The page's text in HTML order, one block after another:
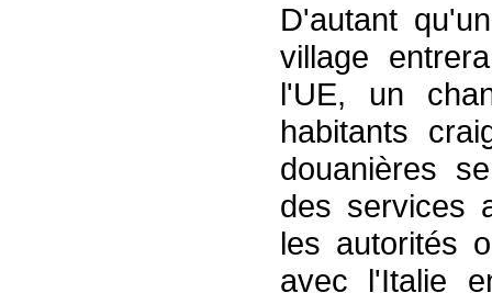
D'autant
village
l'UE, un
habitants
douanières
des services
les autorités
avec l'Italie